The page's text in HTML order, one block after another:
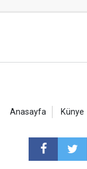
Anasayfa Künye